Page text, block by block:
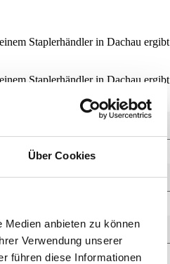
Über Cookies
anbieten zu können
Verwendung unserer
führen diese Informationen
Staplerhändler in Dachau ergibt
Staplerhändler in Dachau ergibt